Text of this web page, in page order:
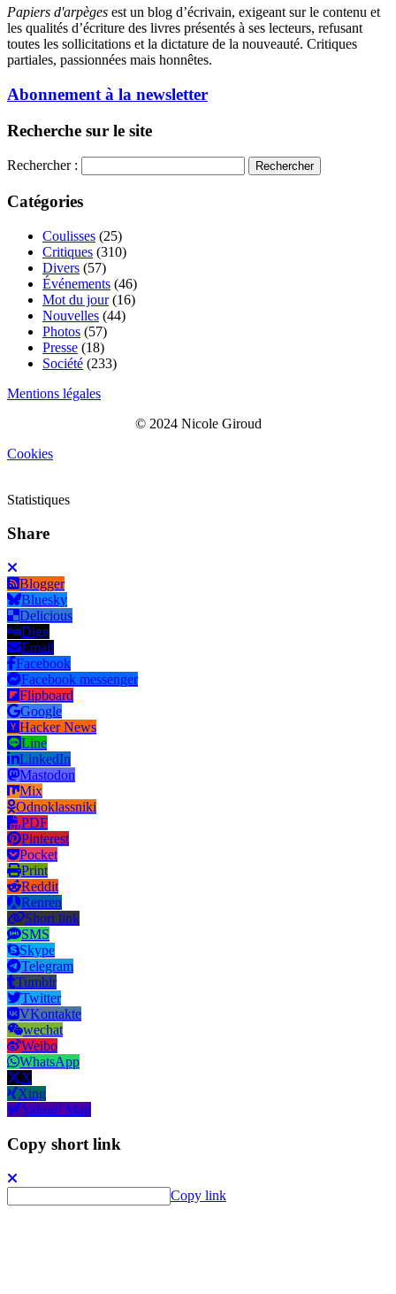
Papiers d'arpèges est un blog d’écrivain, exigeant sur le contenu et
les qualités d’écriture des livres présentés à ses lecteurs, refusant
toutes les sollicitations et la dictature de la nouveauté. Critiques
partiales, passionnées mais honnêtes.
Abonnement à la newsletter
Recherche sur le site
Rechercher :
Catégories
Coulisses (25)
Critiques (310)
Divers (57)
Événements (46)
Mot du jour(16)
Nouvelles (44)
Photos (57)
Presse (18)
Société (233)
Mentions légales
© 2024 Nicole Giroud
Cookies
Statistiques
Share
Blogger
Bluesky
Delicious
Digg
Email
Facebook
Facebook messenger
Flipboard
Google
Hacker News
Line
LinkedIn
Mastodon
Mix
Odnoklassniki
PDF
Pinterest
Pocket
Print
Reddit
Renren
Short link
SMS
Skype
Telegram
Tumblr
Twitter
VKontakte
wechat
Weibo
WhatsApp
X
Xing
Yahoo! Mail
Copy short link
Copy link